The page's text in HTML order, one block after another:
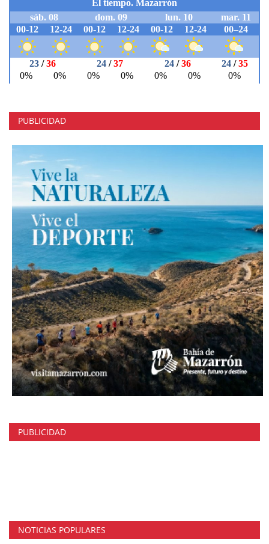
PUBLICIDAD
PUBLICIDAD
NOTICIAS POPULARES